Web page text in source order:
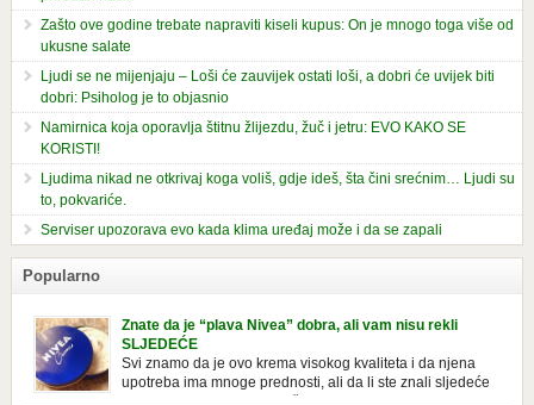
Zašto ove godine trebate napraviti kiseli kupus: On je mnogo toga više od
ukusne salate
Ljudi se ne mijenjaju – Loši će zauvijek ostati loši, a dobri će uvijek biti
dobri: Psiholog je to objasnio
Namirnica koja oporavlja štitnu žlijezdu, žuč i jetru: EVO KAKO SE
KORISTI!
Ljudima nikad ne otkrivaj koga voliš, gdje ideš, šta čini srećnim… Ljudi su
to, pokvariće.
Serviser upozorava evo kada klima uređaj može i da se zapali
Popularno
Znate da je “plava Nivea” dobra, ali vam nisu rekli
SLJEDEĆE
Svi znamo da je ovo krema visokog kvaliteta i da njena
upotreba ima mnoge prednosti, ali da li ste znali sljedeće